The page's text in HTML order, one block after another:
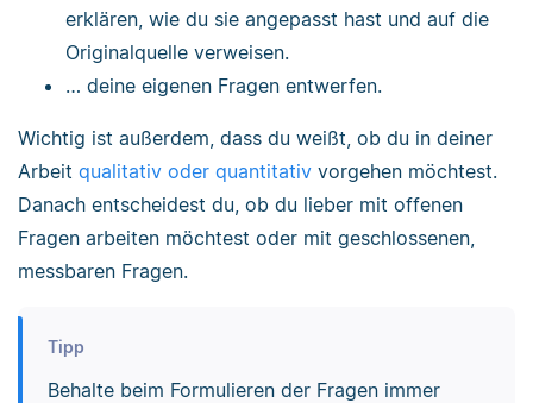
erklären, wie du sie angepasst hast und auf die
Originalquelle verweisen.
… deine eigenen Fragen entwerfen.
Wichtig ist außerdem, dass du weißt, ob du in deiner
Arbeit qualitativ oder quantitativ vorgehen möchtest.
Danach entscheidest du, ob du lieber mit offenen
Fragen arbeiten möchtest oder mit geschlossenen,
messbaren Fragen.
Tipp
Behalte beim Formulieren der Fragen immer